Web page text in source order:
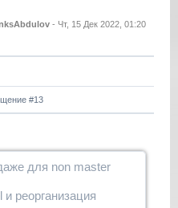
- Чт, 15 Дек 2022, 01:20
#13
для non master
реорганизация